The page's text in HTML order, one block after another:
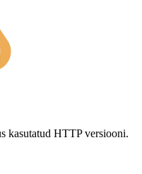
kasutatud HTTP versiooni.